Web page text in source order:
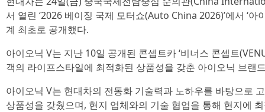
서 열린 ‘2026 베이징 국제 모터쇼(Auto China 2026)’에서 ‘아
계 최초로 공개했다.
아이오닉 V는 지난 10일 공개된 콘셉트카 ‘비너스 콘셉트
객의 라이프스타일에 최적화된 상품성을 갖춘 아이오닉 브랜
아이오닉 V는 현대차의 전동화 기술력과 노하우를 바탕으로
상품성을 갖췄으며, 현지 업체와의 기술 협업을 통해 현지에